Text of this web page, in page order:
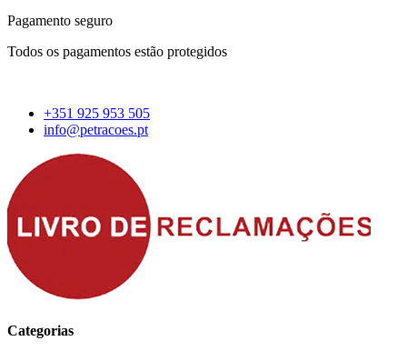
Pagamento seguro
Todos os pagamentos estão protegidos
+351 925 953 505
info@petracoes.pt
Categorias